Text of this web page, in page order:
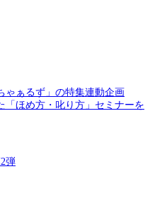
ゃぁるず」の特集連動企画
「ほめ方・叱り方」セミナーを
弾